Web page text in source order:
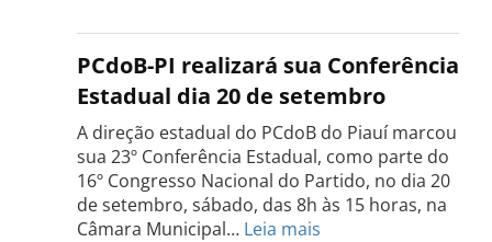
do
PCdoB
do
Sul
dia
PCdoB-PI realizará sua Conferência
Estadual dia 20 de setembro
A direção estadual do PCdoB do Piauí marcou
sua 23º Conferência Estadual, como parte do
16º Congresso Nacional do Partido, no dia 20
de setembro, sábado, das 8h às 15 horas, na
Câmara Municipal… Leia mais